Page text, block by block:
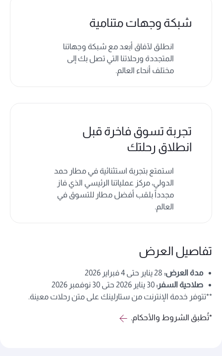
شبكة وجهات متنامية
انطلق لآفاق أبعد مع شبكة وجهاتنا
المتجددة ورحلاتنا التي تصل بك إلى
مختلف أنحاء العالم.
تجربة تسوق فاخرة قبل
انطلاق رحلتك
استمتع بتجربة استثنائية في مطار حمد
الدولي، مركز عملياتنا الرئيسي الذي فاز
مجدداً بلقب أفضل مطار للتسوق في
العالم.
تفاصيل العرض
مدة العرض: 28 ینایر حتى 4 فبرایر 2026
صلاحية السفر:
**تتوفر خدمة الإنترنت من ستارلينك على متن رحلات معينة.
*تُطبق الشروط والأحكام.